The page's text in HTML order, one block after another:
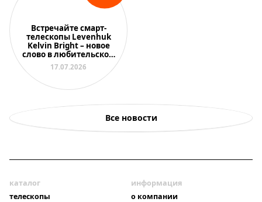
Встречайте смарт-
телескопы Levenhuk
Kelvin Bright – новое
слово в любительской
астрономии
17.07.2026
Все новости
каталог
телескопы
информация
о компании